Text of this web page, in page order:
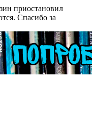
приостановил
Спасибо за